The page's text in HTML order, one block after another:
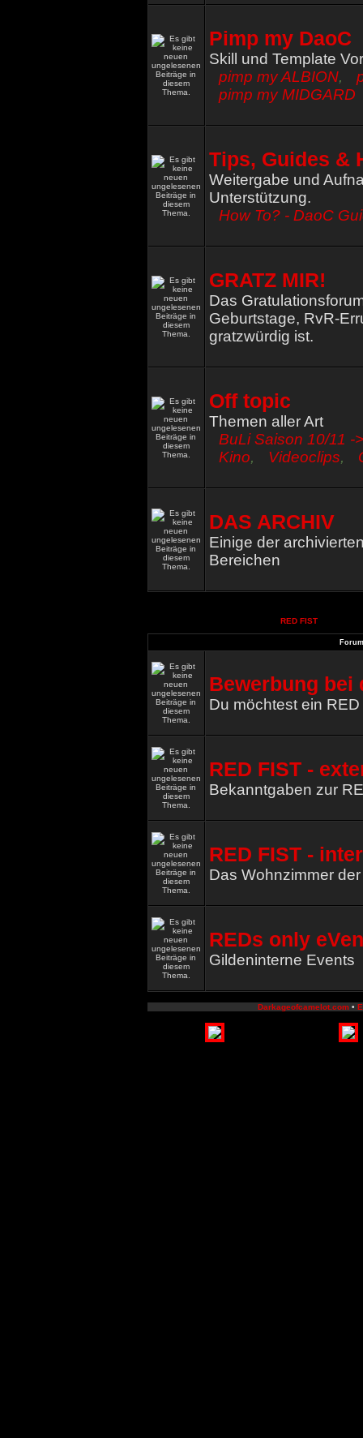
Pimp my DaoC
Skill und Template
pimp my ALBION,
pimp my MIDGARD
Tips, Guides &
Weitergabe und
Unterstützung.
How To? - DaoC
GRATZ MIR!
Das
Geburtstage, RvR-
gratzwürdig ist.
Off topic
Themen aller Art
BuLi Saison 10/11 -
Kino, Videoclips,
DAS ARCHIV
Einige der
Bereichen
RED FIST
Bewerbung bei
Du möchtest ein
RED FIST -
Bekanntgaben zur
RED FIST -
Das Wohnzimmer
REDs only
Gildeninterne Events
Darkageofcamelot.com •